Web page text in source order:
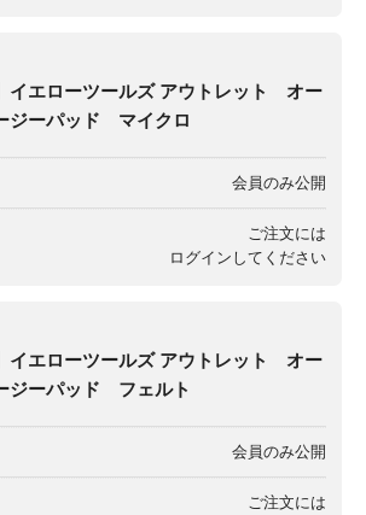
イエローツールズ アウトレット オー
ジーパッド マイクロ
会員のみ公開
ご注文には
ログイン してください
イエローツールズ アウトレット オー
ジーパッド フェルト
会員のみ公開
ご注文には